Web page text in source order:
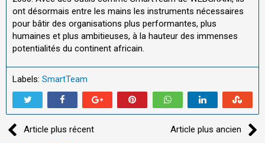
ont désormais entre les mains les instruments nécessaires
pour bâtir des organisations plus performantes, plus
humaines et plus ambitieuses, à la hauteur des immenses
potentialités du continent africain.
Labels: SmartTeam
Article plus récent Article plus ancien